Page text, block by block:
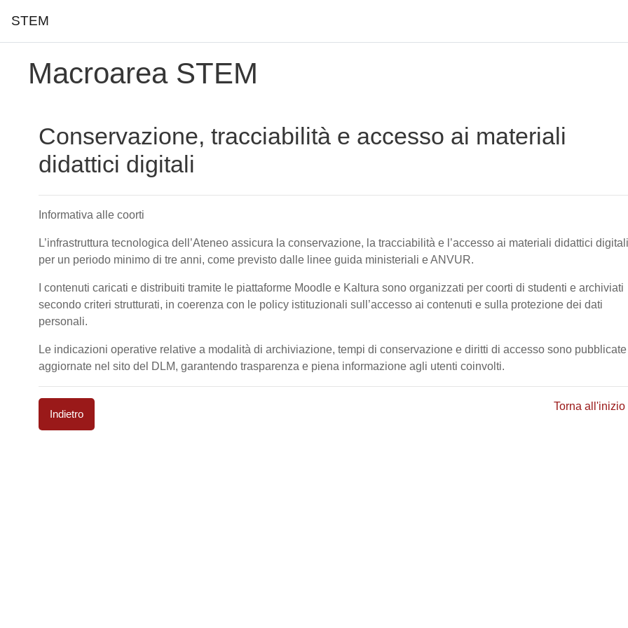
STEM
Macroarea STEM
Conservazione, tracciabilità e accesso ai materiali
didattici digitali
Informativa alle coorti
L’infrastruttura tecnologica dell’Ateneo assicura la conservazione, la tracciabilità e l’accesso ai materiali didattici digitali
per un periodo minimo di tre anni, come previsto dalle linee guida ministeriali e ANVUR.
I contenuti caricati e distribuiti tramite le piattaforme Moodle e Kaltura sono organizzati per coorti di studenti e archiviati
secondo criteri strutturati, in coerenza con le policy istituzionali sull’accesso ai contenuti e sulla protezione dei dati
personali.
Le indicazioni operative relative a modalità di archiviazione, tempi di conservazione e diritti di accesso sono
aggiornate nel sito del DLM, garantendo trasparenza e piena informazione agli utenti coinvolti.
Indietro
Torna all'inizio